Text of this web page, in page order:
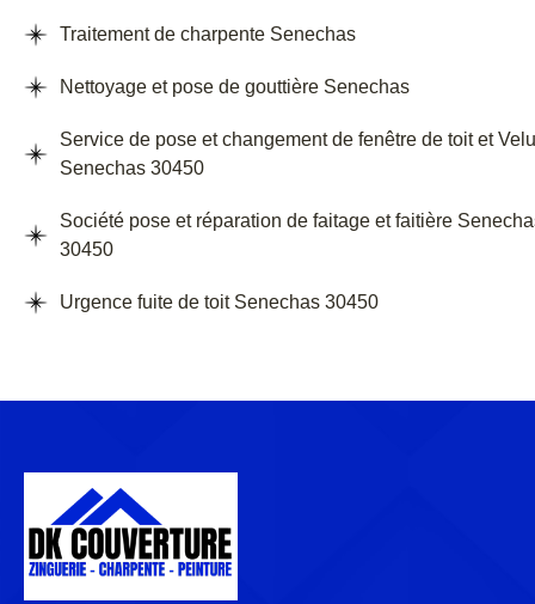
Traitement de charpente Senechas
Nettoyage et pose de gouttière Senechas
Service de pose et changement de fenêtre de toit et
Senechas 30450
Société pose et réparation de faitage et faitière
30450
Urgence fuite de toit Senechas 30450